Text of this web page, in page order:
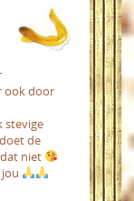
ook door
stevige
de
niet